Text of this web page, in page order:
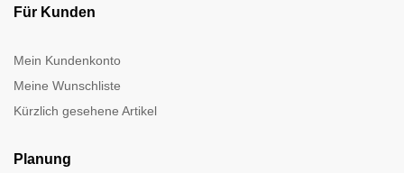
Für Kunden
Mein Kundenkonto
Meine Wunschliste
Kürzlich gesehene Artikel
Planung